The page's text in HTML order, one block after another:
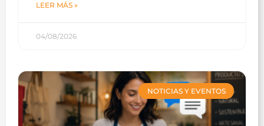
LEER MÁS »
04/08/2026
NOTICIAS Y EVENTOS